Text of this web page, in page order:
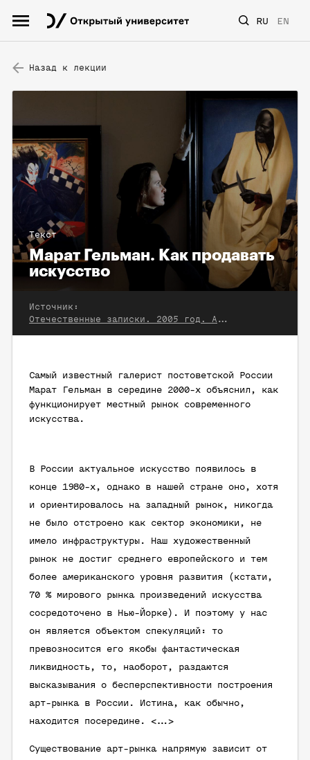
RU EN
Назад к лекции
Текст
Марат Гельман. Как продавать
искусство
Источник:
Отечественные записки. 2005 год. Август
Самый известный галерист постоветской России
Марат Гельман в середине 2000-х объяснил, как
функционирует местный рынок современного
искусства.
В России актуальное искусство появилось в
конце 1980-х, однако в нашей стране оно, хотя
и ориентировалось на западный рынок, никогда
не было отстроено как сектор экономики, не
имело инфраструктуры. Наш художественный
рынок не достиг среднего европейского и тем
более американского уровня развития (кстати,
70 % мирового рынка произведений искусства
сосредоточено в Нью-Йорке). И поэтому у нас
он является объектом спекуляций: то
превозносится его якобы фантастическая
ликвидность, то, наоборот, раздаются
высказывания о бесперспективности построения
арт-рынка в России. Истина, как обычно,
находится посередине. <...>
Существование арт-рынка напрямую зависит от